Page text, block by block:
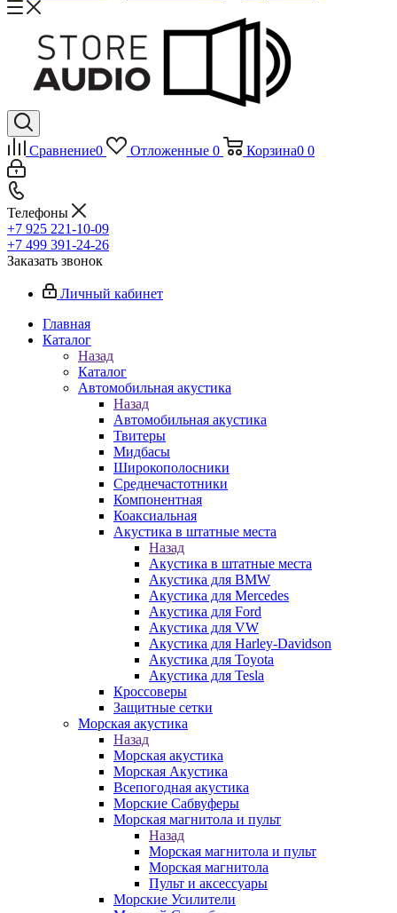
Сравнение0 Отложенные 0 Корзина0 0
Телефоны
+7 925 221-10-09
+7 499 391-24-26
Заказать звонок
Личный кабинет
Главная
Каталог
Назад
Каталог
Автомобильная акустика
Назад
Автомобильная акустика
Твитеры
Мидбасы
Широкополосники
Среднечастотники
Компонентная
Коаксиальная
Акустика в штатные места
Назад
Акустика в штатные места
Акустика для BMW
Акустика для Mercedes
Акустика для Ford
Акустика для VW
Акустика для Harley-Davidson
Акустика для Toyota
Акустика для Tesla
Кроссоверы
Защитные сетки
Морская акустика
Назад
Морская акустика
Морская Акустика
Всепогодная акустика
Морские Сабвуферы
Морская магнитола и пульт
Назад
Морская магнитола и пульт
Морская магнитола
Пульт и аксессуары
Морские Усилители